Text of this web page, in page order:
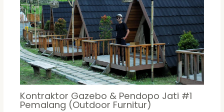
Kontraktor Gazebo & Pendopo Jati #1
Pemalang (Outdoor Furnitur)